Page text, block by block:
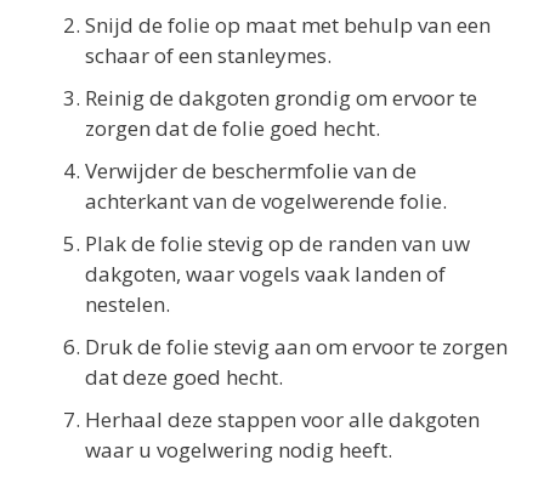
Snijd de folie op maat met behulp van een
schaar of een stanleymes.
Reinig de dakgoten grondig om ervoor te
zorgen dat de folie goed hecht.
Verwijder de beschermfolie van de
achterkant van de vogelwerende folie.
Plak de folie stevig op de randen van uw
dakgoten, waar vogels vaak landen of
nestelen.
Druk de folie stevig aan om ervoor te zorgen
dat deze goed hecht.
Herhaal deze stappen voor alle dakgoten
waar u vogelwering nodig heeft.